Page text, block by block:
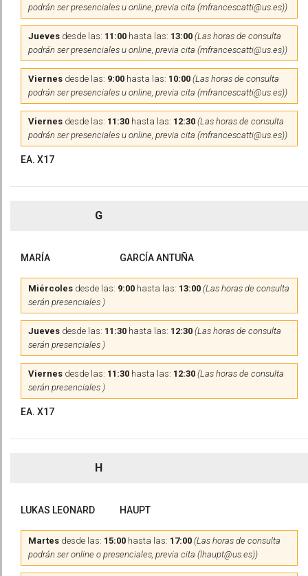
podrán ser presenciales u online, previa cita (mfrancescatti@us.es))
Jueves desde las: 11:00 hasta las: 13:00 (Las horas de consulta
podrán ser presenciales u online, previa cita (mfrancescatti@us.es))
Viernes desde las: 9:00 hasta las: 10:00 (Las horas de consulta
podrán ser presenciales u online, previa cita (mfrancescatti@us.es))
Viernes desde las: 11:30 hasta las: 12:30 (Las horas de consulta
podrán ser presenciales u online, previa cita (mfrancescatti@us.es))
EA. X17
G
MARÍA GARCÍA ANTUÑA
Miércoles desde las: 9:00 hasta las: 13:00 (Las horas de consulta
serán presenciales )
Jueves desde las: 11:30 hasta las: 12:30 (Las horas de consulta
serán presenciales )
Viernes desde las: 11:30 hasta las: 12:30 (Las horas de consulta
serán presenciales )
EA. X17
H
LUKAS LEONARD HAUPT
Martes desde las: 15:00 hasta las: 17:00 (Las horas de consulta
podrán ser online o presenciales, previa cita (lhaupt@us.es))